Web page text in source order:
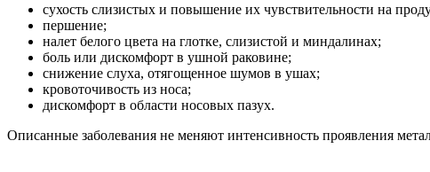
сухость слизистых и повышение их чувствительности на
першение;
налет белого цвета на глотке, слизистой и миндалинах;
боль или дискомфорт в ушной раковине;
снижение слуха, отягощенное шумов в ушах;
кровоточивость из носа;
дискомфорт в области носовых пазух.
Описанные заболевания не меняют интенсивность проявления